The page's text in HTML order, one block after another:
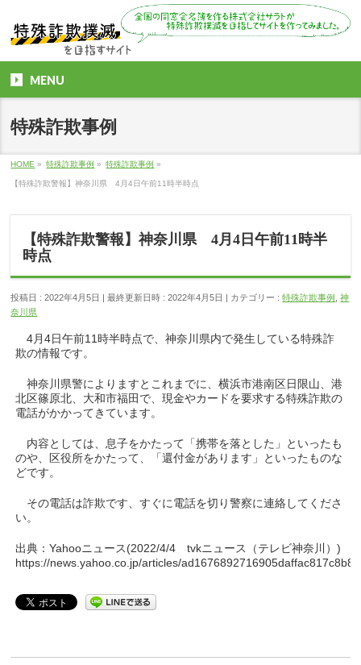
MENU
特殊詐欺事例
HOME » 特殊詐欺事例 » 特殊詐欺事例 »
【特殊詐欺警報】神奈川県 4月4日午前11時半時点
【特殊詐欺警報】神奈川県 4月4日午前11時半
時点
投稿日 : 2022年4月5日 最終更新日時 : 2022年4月5日 カテゴリー :特殊詐欺事例 ,神
奈川県
4月4日午前11時半時点で、神奈川県内で発生している特殊詐
欺の情報です。
神奈川県警によりますとこれまでに、横浜市港南区日限山、港
北区篠原北、大和市福田で、現金やカードを要求する特殊詐欺の
電話がかかってきています。
内容としては、息子をかたって「携帯を落とした」といったも
のや、区役所をかたって、「還付金があります」といったものな
どです。
その電話は詐欺です、すぐに電話を切り警察に連絡してくださ
い。
出典：Yahooニュース(2022/4/4 tvkニュース（テレビ神奈川）)
https://news.yahoo.co.jp/articles/